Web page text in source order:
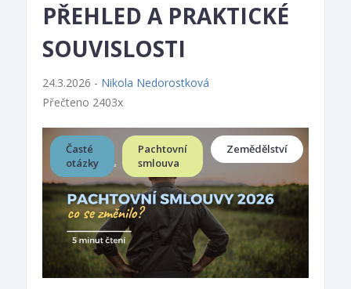
PŘEHLED A PRAKTICKÉ
SOUVISLOSTI
24.3.2026 - Nikola Nedorostková
Přečteno 2403x
Časté
otázky
Pachtovní
smlouva
Zemědělství